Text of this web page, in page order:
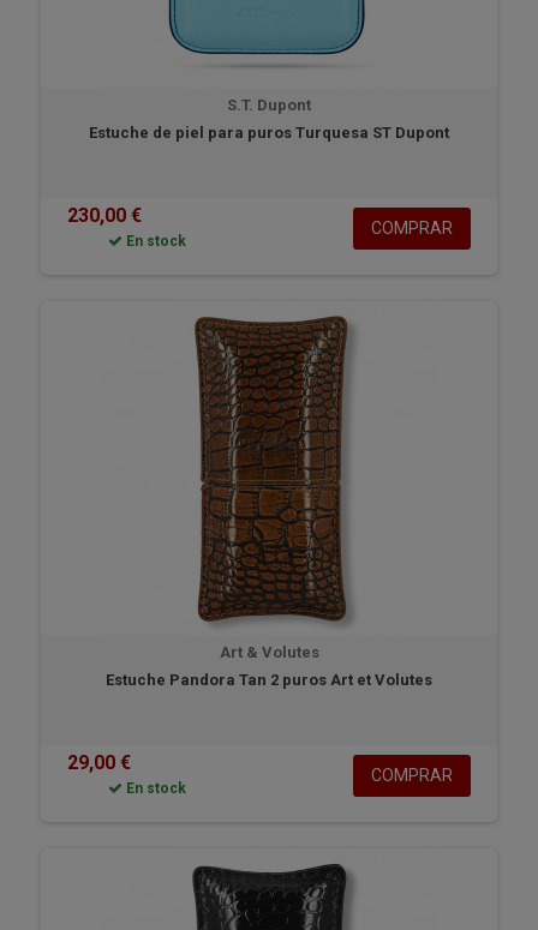
S.T. Dupont
Estuche de piel para puros Turquesa ST Dupont
230,00 €
En stock
COMPRAR
Art & Volutes
Estuche Pandora Tan 2 puros Art et Volutes
29,00 €
En stock
COMPRAR